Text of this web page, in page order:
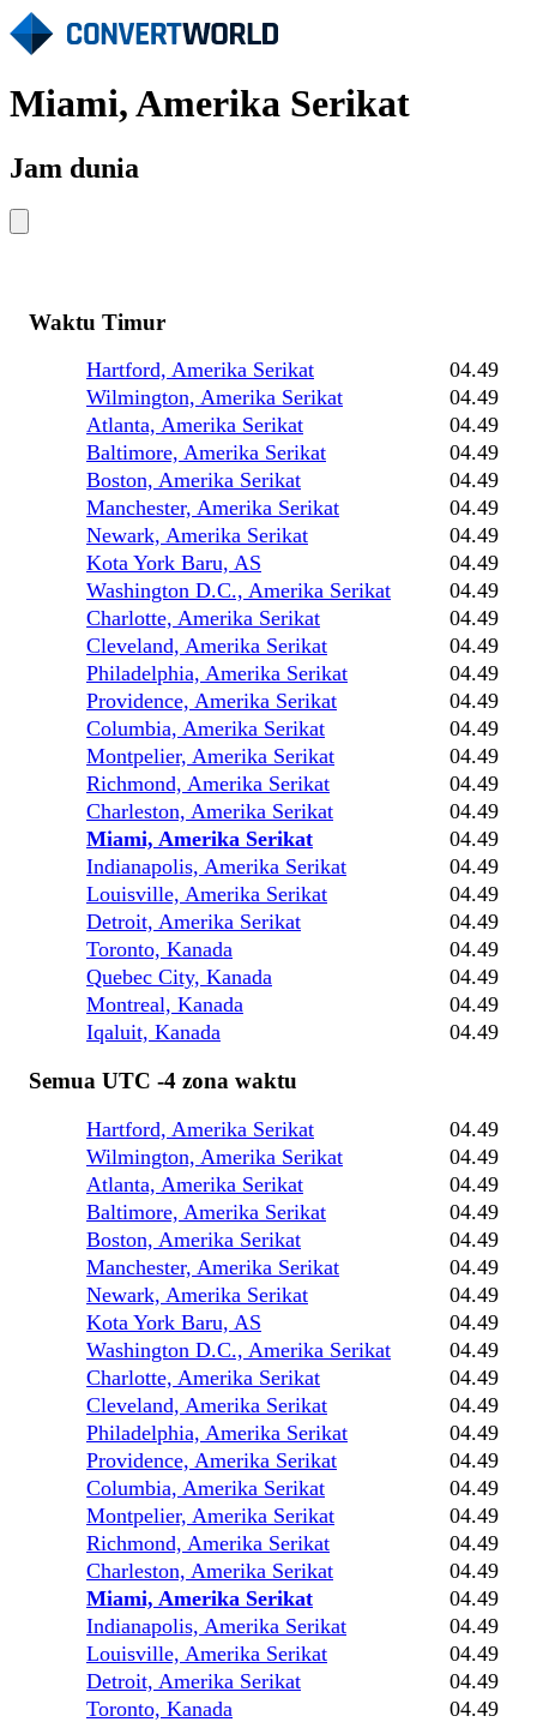
Miami, Amerika Serikat
Jam dunia
Waktu Timur
Hartford, Amerika Serikat
04.49
Wilmington, Amerika Serikat
04.49
Atlanta, Amerika Serikat
04.49
Baltimore, Amerika Serikat
04.49
Boston, Amerika Serikat
04.49
Manchester, Amerika Serikat
04.49
Newark, Amerika Serikat
04.49
Kota York Baru, AS
04.49
Washington D.C., Amerika Serikat
04.49
Charlotte, Amerika Serikat
04.49
Cleveland, Amerika Serikat
04.49
Philadelphia, Amerika Serikat
04.49
Providence, Amerika Serikat
04.49
Columbia, Amerika Serikat
04.49
Montpelier, Amerika Serikat
04.49
Richmond, Amerika Serikat
04.49
Charleston, Amerika Serikat
04.49
Miami, Amerika Serikat
04.49
Indianapolis, Amerika Serikat
04.49
Louisville, Amerika Serikat
04.49
Detroit, Amerika Serikat
04.49
Toronto, Kanada
04.49
Quebec City, Kanada
04.49
Montreal, Kanada
04.49
Iqaluit, Kanada
04.49
Semua UTC -4 zona waktu
Hartford, Amerika Serikat
04.49
Wilmington, Amerika Serikat
04.49
Atlanta, Amerika Serikat
04.49
Baltimore, Amerika Serikat
04.49
Boston, Amerika Serikat
04.49
Manchester, Amerika Serikat
04.49
Newark, Amerika Serikat
04.49
Kota York Baru, AS
04.49
Washington D.C., Amerika Serikat
04.49
Charlotte, Amerika Serikat
04.49
Cleveland, Amerika Serikat
04.49
Philadelphia, Amerika Serikat
04.49
Providence, Amerika Serikat
04.49
Columbia, Amerika Serikat
04.49
Montpelier, Amerika Serikat
04.49
Richmond, Amerika Serikat
04.49
Charleston, Amerika Serikat
04.49
Miami, Amerika Serikat
04.49
Indianapolis, Amerika Serikat
04.49
Louisville, Amerika Serikat
04.49
Detroit, Amerika Serikat
04.49
Toronto, Kanada
04.49